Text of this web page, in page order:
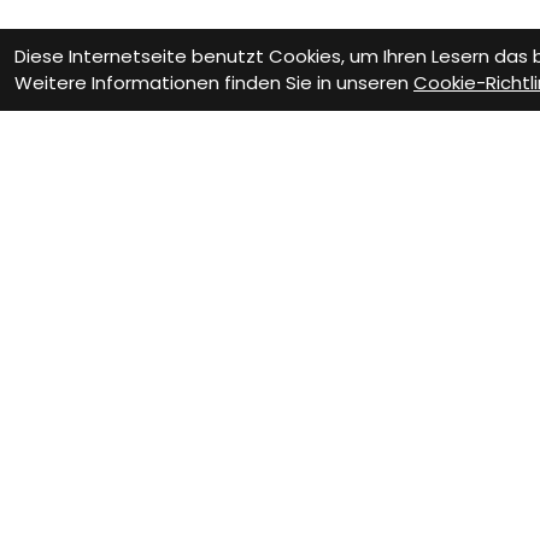
Diese Internetseite benutzt Cookies, um Ihren Lesern
Weitere Informationen finden Sie in unseren Cookie-